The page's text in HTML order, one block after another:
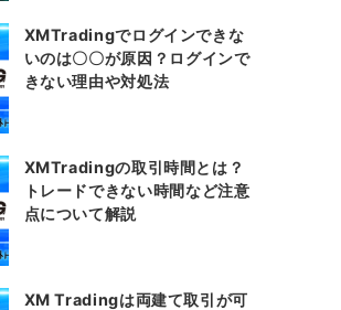
XMTradingでログインできな
いのは〇〇が原因？ログインで
きない理由や対処法
XMTradingの取引時間とは？
トレードできない時間など注意
点について解説
XM Tradingは両建て取引が可